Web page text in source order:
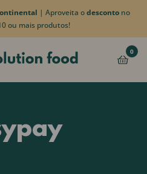
| Aproveita odesconto no
ou mais produtos!
0